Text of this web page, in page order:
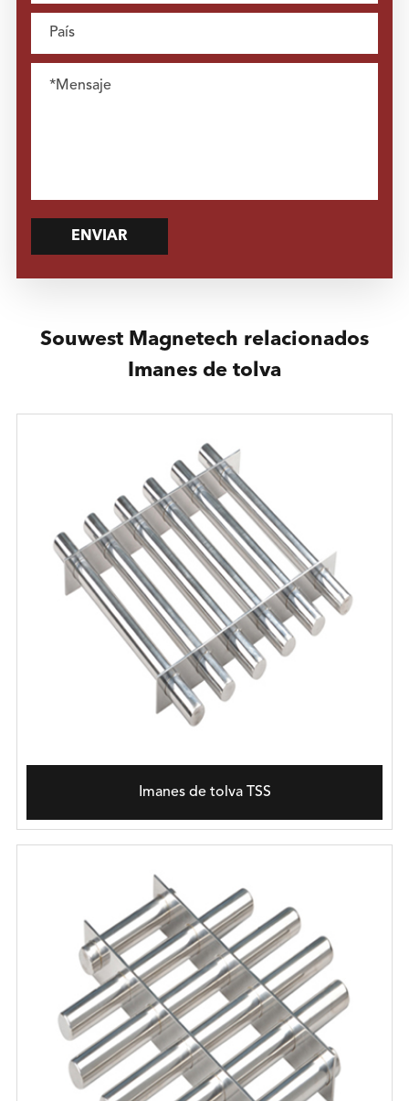
ENVIAR
Souwest Magnetech relacionados
Imanes de tolva
Imanes de tolva TSS